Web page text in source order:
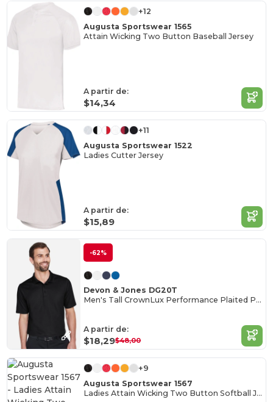
+12
Augusta Sportswear 1565
Attain Wicking Two Button Baseball Jersey
A partir de:
$14,34
+11
Augusta Sportswear 1522
Ladies Cutter Jersey
A partir de:
$15,89
-62%
Devon & Jones DG20T
Men's Tall CrownLux Performance Plaited Polo
A partir de:
$18,29$48,00
+9
Augusta Sportswear 1567
Ladies Attain Wicking Two Button Softball Jersey